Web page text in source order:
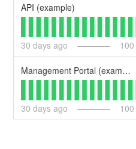
API (example)
30 days ago 100
Management Portal (example)
30 days ago 100